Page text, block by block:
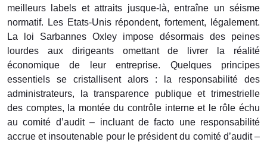
meilleurs labels et attraits jusque-là, entraîne un séisme
normatif. Les Etats-Unis répondent, fortement, légalement.
La loi Sarbannes Oxley impose désormais des peines
lourdes aux dirigeants omettant de livrer la réalité
économique de leur entreprise. Quelques principes
essentiels se cristallisent alors : la responsabilité des
administrateurs, la transparence publique et trimestrielle
des comptes, la montée du contrôle interne et le rôle échu
au comité d’audit – incluant de facto une responsabilité
accrue et insoutenable pour le président du comité d’audit–